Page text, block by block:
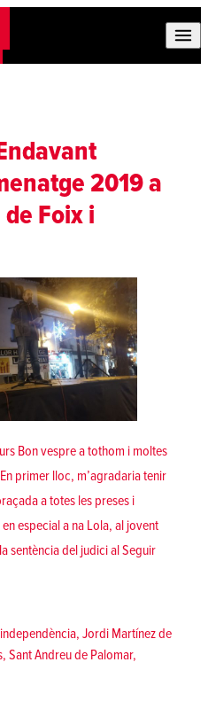
2019 a
Foix i
Bon vespre a tothom i moltes
primer lloc, m’agradaria tenir
a totes les preses i
especial a na Lola, al jovent
sentència del judici alSeguir
a l’homenatge 2019 a Jordi
independència, Jordi Martínez de
, Sant Andreu de Palomar,